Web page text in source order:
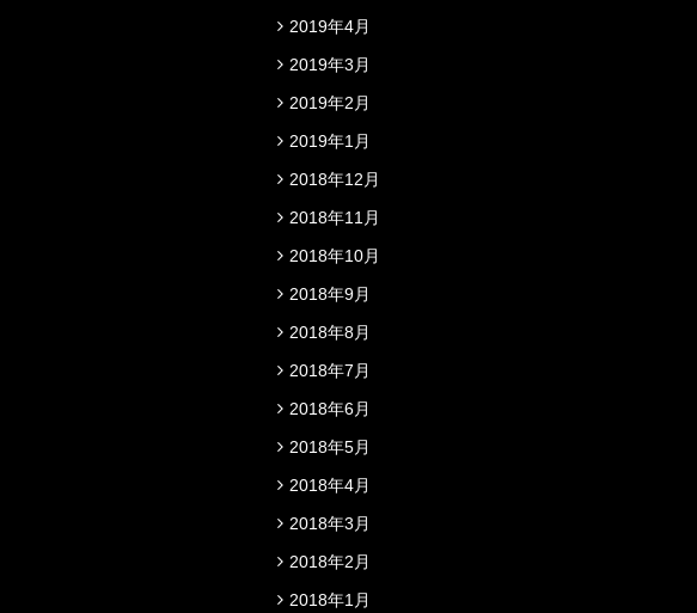
2019年4月
2019年3月
2019年2月
2019年1月
2018年12月
2018年11月
2018年10月
2018年9月
2018年8月
2018年7月
2018年6月
2018年5月
2018年4月
2018年3月
2018年2月
2018年1月